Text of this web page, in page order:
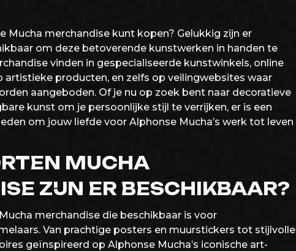
Mucha merchandise kunt kopen? Gelukkig zijn er
om deze betoverende kunstwerken in handen te
vinden in gespecialiseerde kunstwinkels, online
artistieke producten, en zelfs op veilingwebsites waar
aangeboden. Of je nu op zoek bent naar decoratieve
kunst om je persoonlijke stijl te verrijken, er is een
om jouw liefde voor Alphonse Mucha’s werk tot leven
MUCHA
ZIJN ER BESCHIKBAAR?
merchandise die beschikbaar is voor
Van prachtige posters en muurstickers tot stijlvolle
geïnspireerd op Alphonse Mucha’s iconische art-